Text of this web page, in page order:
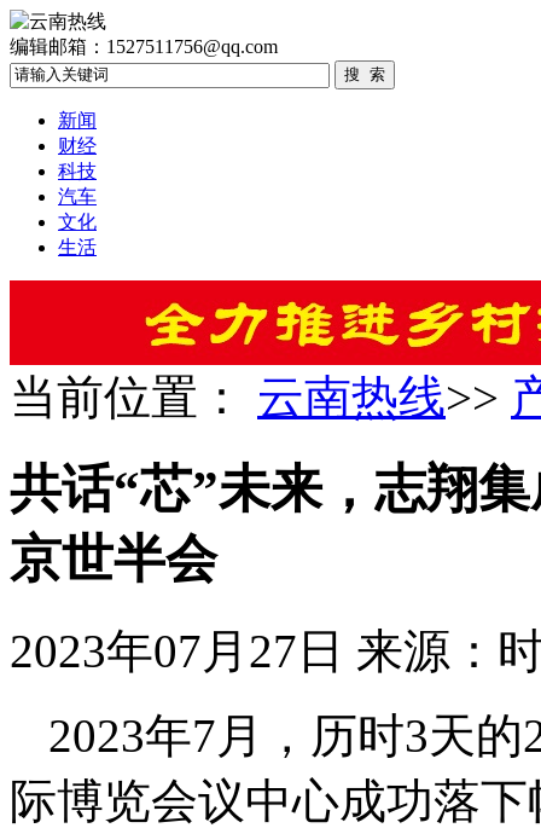
编辑邮箱：1527511756@qq.com
新闻
财经
科技
汽车
文化
生活
当前位置： 云南热线>>
共话“芯”未来，志翔
京世半会
2023年07月27日 来源：
2023年7月，历时3天
际博览会议中心成功落